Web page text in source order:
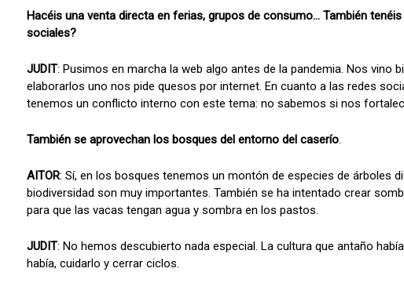
Hacéis una venta directa en ferias, grupos de consumo... También
sociales?
JUDIT: Pusimos en marcha la web algo antes de la pandemia. Nos vino
elaborarlos uno nos pide quesos por internet. En cuanto a las redes
tenemos un conflicto interno con este tema: no sabemos si nos
También se aprovechan los bosques del entorno del caserío.
AITOR: Sí, en los bosques tenemos un montón de especies de árboles
biodiversidad son muy importantes. También se ha intentado crear
para que las vacas tengan agua y sombra en los pastos.
JUDIT: No hemos descubierto nada especial. La cultura que antaño
había, cuidarlo y cerrar ciclos.